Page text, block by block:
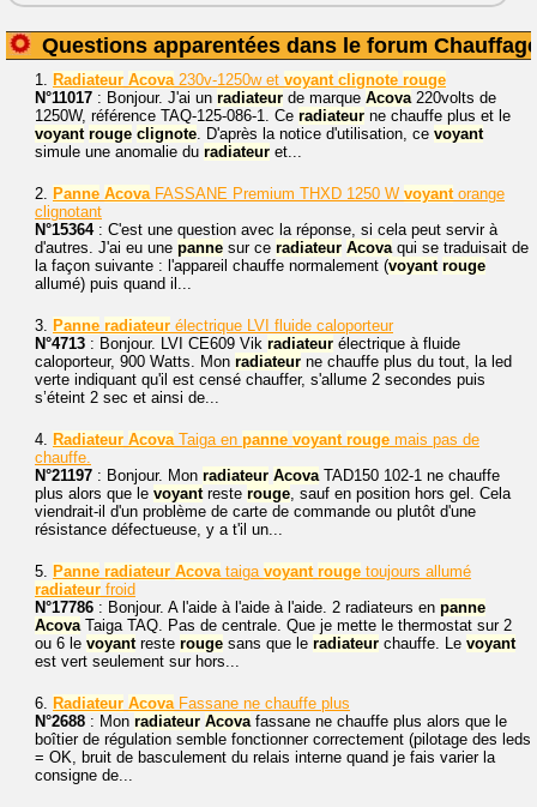
Questions apparentées dans le forum
1. Radiateur Acova230v-1250w et voyant clignote rouge
N°11017 : Bonjour. J'ai un radiateur de marque Acova220volts de
1250W, référence TAQ-125-086-1. Ce radiateur ne chauffe plus et le
voyant rouge clignote. D'après la notice d'utilisation, ce voyant
simule une anomalie du radiateur et...
2. Panne AcovaFASSANE Premium THXD 1250 W voyantorange
clignotant
N°15364: C'est une question avec la réponse, si cela peut servir à
d'autres. J'ai eu une panne sur ce radiateur Acovaqui se traduisait de
la façon suivante : l'appareil chauffe normalement (voyant rouge
allumé) puis quand il...
3. Panne radiateur électrique LVI fluide caloporteur
N°4713 : Bonjour. LVI CE609 Vik radiateur électrique à fluide
caloporteur, 900 Watts. Mon radiateur ne chauffe plus du tout, la led
verte indiquant qu'il est censé chauffer, s'allume 2 secondes puis
s’éteint 2 sec et ainsi de...
4. Radiateur AcovaTaiga en panne voyant rouge mais pas de
chauffe.
N°21197 : Bonjour. Mon radiateur AcovaTAD150 102-1 ne chauffe
plus alors que le voyantreste rouge, sauf en position hors gel. Cela
viendrait-il d'un problème de carte de commande ou plutôt d'une
résistance défectueuse, y a t'il un...
5. Panne radiateur Acovataiga voyant rouge toujours allumé
radiateur froid
N°17786 : Bonjour. A l'aide à l'aide à l'aide. 2 radiateurs en panne
AcovaTaiga TAQ. Pas de centrale. Que je mette le thermostat sur 2
ou 6 le voyantreste rouge sans que le radiateur chauffe. Le voyant
est vert seulement sur hors...
6. Radiateur AcovaFassane ne chauffe plus
N°2688 : Mon radiateur Acovafassane ne chauffe plus alors que le
boîtier de régulation semble fonctionner correctement (pilotage des leds
= OK, bruit de basculement du relais interne quand je fais varier la
consigne de...